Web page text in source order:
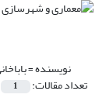
نویسنده =
تعداد مقالات: 1